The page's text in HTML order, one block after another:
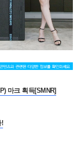
마크 획득[SMNR]
!